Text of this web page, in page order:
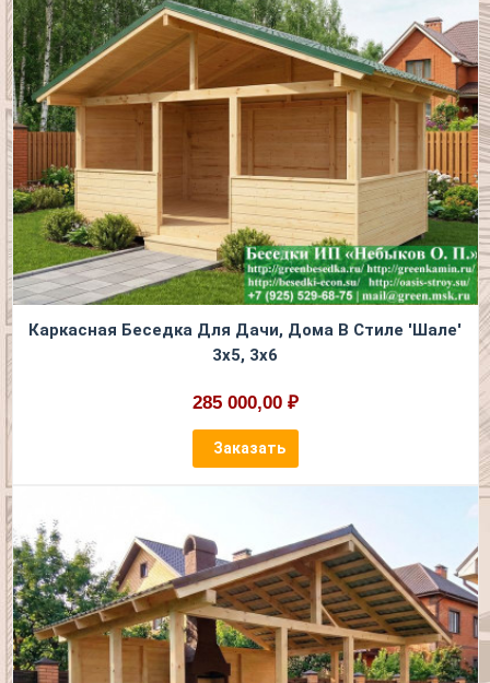
Каркасная Беседка Для Дачи, Дома В Стиле 'Шале'
3х5, 3х6
285 000,00 ₽
Заказать